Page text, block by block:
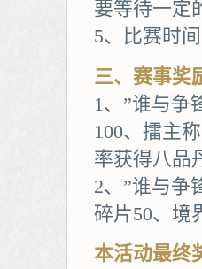
要等待一定
5、比赛时
三、赛事奖
1、”谁与争
100、擂主
率获得八品
2、”谁与争
碎片50、境
本活动最终